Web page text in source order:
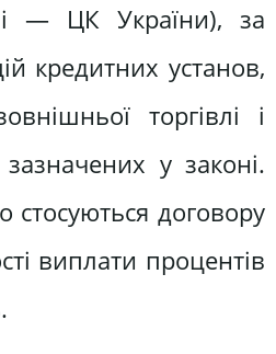
— ЦК України), за
кредитних установ,
торгівлі і
у законі.
договору
виплати процентів